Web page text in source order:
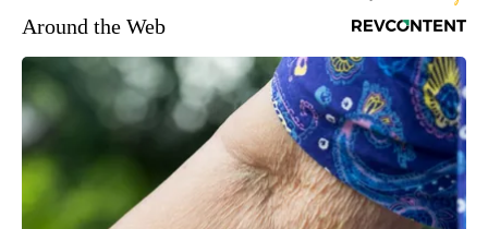
Around the Web